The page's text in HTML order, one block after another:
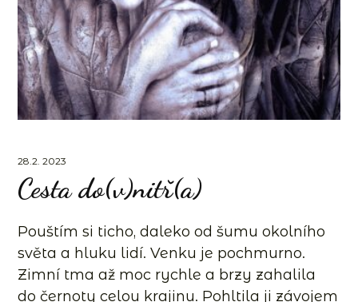
28.2. 2023
Cesta do(v)nitř(a)
Pouštím si ticho, daleko od šumu okolního
světa a hluku lidí. Venku je pochmurno.
Zimní tma až moc rychle a brzy zahalila
do černoty celou krajinu. Pohltila ji závojem